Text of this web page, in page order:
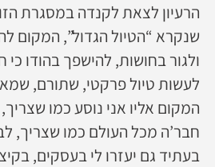
הרעיון לצאת לקנדה במסגרת
שנקרא “הטיול הגדול”, המקום
ולגור בחושות, להישפך בהודו
לעשות טיול פרקטי, שתורם,
המקום אליו אני נוסע כמו
חבר’ה מכל העולם כמו שצריך,
בעתיד גם יעזרו לי בעסקים,